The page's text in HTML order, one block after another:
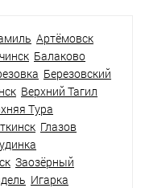
Артёмовск
Балаково
Березовский
Верхний Тагил
Тура
Глазов
Заозёрный
Игарка